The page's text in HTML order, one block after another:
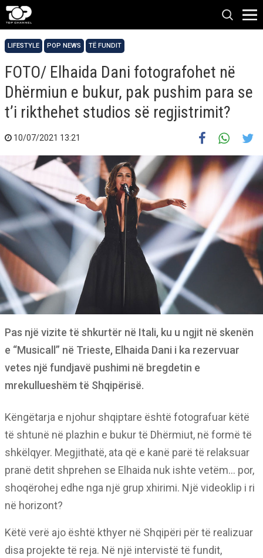
LIFESTYLE POP NEWS TË FUNDIT
FOTO/ Elhaida Dani fotografohet në
Dhërmiun e bukur, pak pushim para se
t’i rikthehet studios së regjistrimit?
10/07/2021 13:21
Pas një vizite të shkurtër në Itali, ku u ngjit në skenën
e “Musicall” në Trieste, Elhaida Dani i ka rezervuar
vetes një fundjavë pushimi në bregdetin e
mrekullueshëm të Shqipërisë.
Këngëtarja e njohur shqiptare është fotografuar këtë
të shtunë në plazhin e bukur të Dhërmiut, në formë të
shkëlqyer. Megjithatë, ata që e kanë parë të relaksuar
pranë detit shprehen se Elhaida nuk ishte vetëm… por,
shoqërohej edhe nga një grup xhirimi. Një videoklip i ri
në horizont?
Këtë verë ajo është kthyer në Shqipëri për të realizuar
disa projekte të reja. Në një intervistë të fundit,